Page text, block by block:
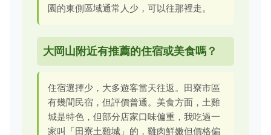
園的東側區域通常人少，可以往那裡走。
大岡山附近有推薦的住宿或美食嗎？
住宿選擇少，大多遊客當天往返。田寮市區
有幾間民宿，但評價普通。美食方面，土雞
城是特色，但部分店家口味偏重，我吃過一
家叫「田寮土雞城」的，雞肉鮮嫩但價格偏